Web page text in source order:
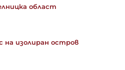
област
на изолиран остров